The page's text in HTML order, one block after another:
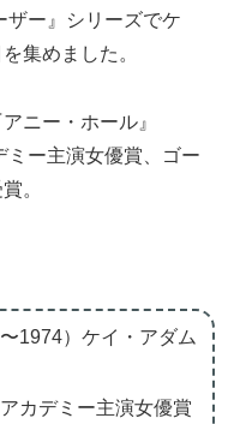
ザー』シリーズでケ
集めました。
ニー・ホール』
ミー主演女優賞、ゴー
。
1974）ケイ・アダム
カデミー主演女優賞